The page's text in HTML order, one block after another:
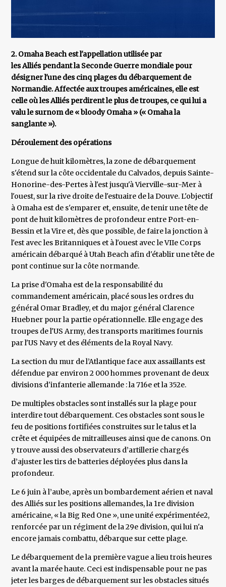
2. Omaha Beach est l'appellation utilisée par
les Alliés pendant la Seconde Guerre mondiale pour
désigner l'une des cinq plages du débarquement de
Normandie. Affectée aux troupes américaines, elle est
celle où les Alliés perdirent le plus de troupes, ce qui lui a
valu le surnom de « bloody Omaha » (« Omaha la
sanglante »).
Déroulement des opérations
Longue de huit kilomètres, la zone de débarquement
s'étend sur la côte occidentale du Calvados, depuis Sainte-
Honorine-des-Pertes à l'est jusqu'à Vierville-sur-Mer à
l'ouest, sur la rive droite de l'estuaire de la Douve. L'objectif
à Omaha est de s'emparer et, ensuite, de tenir une tête de
pont de huit kilomètres de profondeur entre Port-en-
Bessin et la Vire et, dès que possible, de faire la jonction à
l'est avec les Britanniques et à l'ouest avec le VIIe Corps
américain débarqué à Utah Beach afin d'établir une tête de
pont continue sur la côte normande.
La prise d'Omaha est de la responsabilité du
commandement américain, placé sous les ordres du
général Omar Bradley, et du major général Clarence
Huebner pour la partie opérationnelle. Elle engage des
troupes de l'US Army, des transports maritimes fournis
par l'US Navy et des éléments de la Royal Navy.
La section du mur de l’Atlantique face aux assaillants est
défendue par environ 2 000 hommes provenant de deux
divisions d'infanterie allemande : la 716e et la 352e.
De multiples obstacles sont installés sur la plage pour
interdire tout débarquement. Ces obstacles sont sous le
feu de positions fortifiées construites sur le talus et la
crête et équipées de mitrailleuses ainsi que de canons. On
y trouve aussi des observateurs d’artillerie chargés
d’ajuster les tirs de batteries déployées plus dans la
profondeur.
Le 6 juin à l’aube, après un bombardement aérien et naval
des Alliés sur les positions allemandes, la 1re division
américaine, « la Big Red One », une unité expérimentée2,
renforcée par un régiment de la 29e division, qui lui n'a
encore jamais combattu, débarque sur cette plage.
Le débarquement de la première vague a lieu trois heures
avant la marée haute. Ceci est indispensable pour ne pas
jeter les barges de débarquement sur les obstacles situés